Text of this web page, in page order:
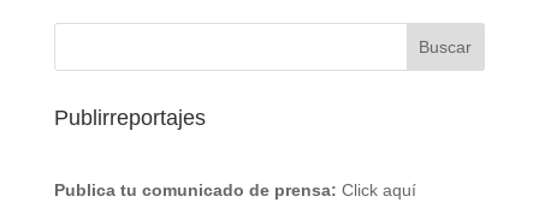
Publirreportajes
Publica tu comunicado de prensa: Click aquí